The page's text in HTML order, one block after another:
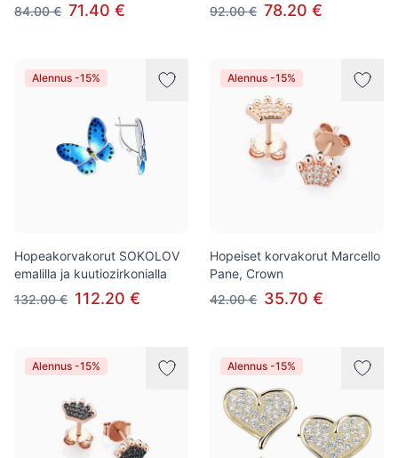
84.00 € 71.40 €
92.00 € 78.20 €
Alennus -15%
Hopeakorvakorut SOKOLOV
emalilla ja kuutiozirkonialla
132.00 € 112.20 €
Alennus -15%
Hopeiset korvakorut Marcello
Pane, Crown
42.00 € 35.70 €
Alennus -15% Alennus -15%